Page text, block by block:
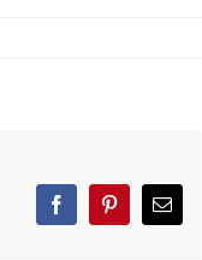
FacebookPinterestEmail